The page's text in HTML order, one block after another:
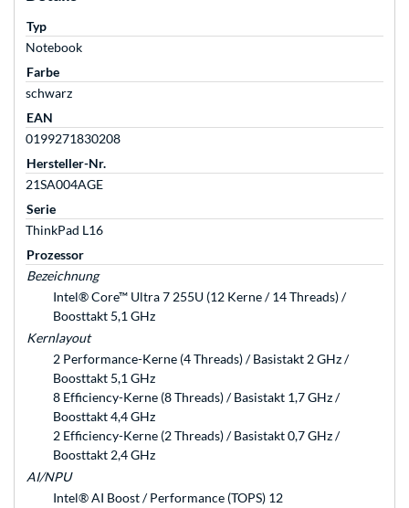
Typ
Notebook
Farbe
schwarz
EAN
0199271830208
Hersteller-Nr.
21SA004AGE
Serie
ThinkPad L16
Prozessor
Bezeichnung
Intel® Core™ Ultra 7 255U (12 Kerne / 14 Threads) /
Boosttakt 5,1 GHz
Kernlayout
2 Performance-Kerne (4 Threads) / Basistakt 2 GHz /
Boosttakt 5,1 GHz
8 Efficiency-Kerne (8 Threads) / Basistakt 1,7 GHz /
Boosttakt 4,4 GHz
2 Efficiency-Kerne (2 Threads) / Basistakt 0,7 GHz /
Boosttakt 2,4 GHz
AI/NPU
Intel® AI Boost / Performance (TOPS) 12